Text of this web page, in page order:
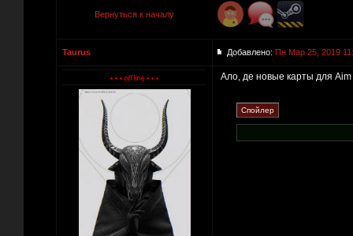
Вернуться к началу
Taurus Добавлено: Пн Мар 25, 2019
Ало, де новые карты для